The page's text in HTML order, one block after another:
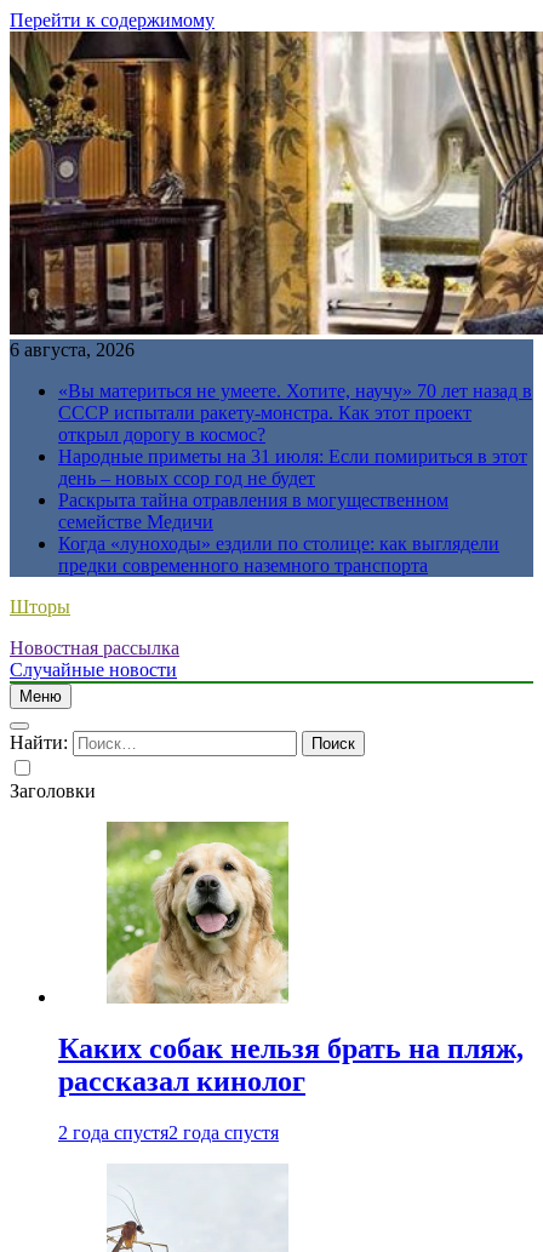
Перейти к содержимому
6 августа, 2026
«Вы материться не умеете. Хотите, научу» 70 лет назад в
СССР испытали ракету-монстра. Как этот проект
открыл дорогу в космос?
Народные приметы на 31 июля: Если помириться в этот
день – новых ссор год не будет
Раскрыта тайна отравления в могущественном
семействе Медичи
Когда «луноходы» ездили по столице: как выглядели
предки современного наземного транспорта
Шторы
Новостная рассылка
Случайные новости
Меню
Найти:
Заголовки
Каких собак нельзя брать на пляж,
рассказал кинолог
2 года спустя2 года спустя